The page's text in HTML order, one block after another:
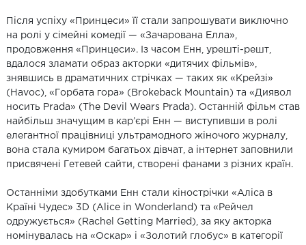
Після успіху «Принцеси» її стали запрошувати виключно
на ролі у сімейні комедії — «Зачарована Елла»,
продовження «Принцеси». Із часом Енн, урешті-решт,
вдалося зламати образ акторки «дитячих фільмів»,
знявшись в драматичних стрічках — таких як «Крейзі»
(Havoc), «Горбата гора» (Brokeback Mountain) та «Диявол
носить Prada» (The Devil Wears Prada). Останній фільм став
найбільш значущим в кар’єрі Енн — виступивши в ролі
елегантної працівниці ультрамодного жіночого журналу,
вона стала кумиром багатьох дівчат, а інтернет заповнили
присвячені Гетевей сайти, створені фанами з різних країн.
Останніми здобутками Енн стали кінострічки «Аліса в
Країні Чудес» 3D (Alice in Wonderland) та «Рейчел
одружується» (Rachel Getting Married), за яку акторка
номінувалась на «Оскар» і «Золотий глобус» в категорії